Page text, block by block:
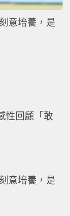
意培養，是
性回顧「敢
意培養，是